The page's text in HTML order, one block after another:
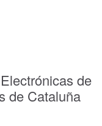
de
de Cataluña